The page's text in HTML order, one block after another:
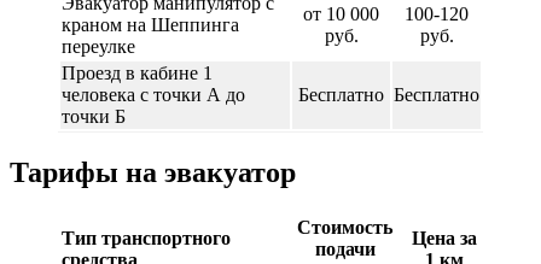
краном на Шеппинга
переулке
от 10 000
руб.
100-120
руб.
Проезд в кабине 1
человека с точки А до
точки Б
Бесплатно Бесплатно
Тарифы на эвакуатор
Тип транспортного
средства
Стоимость
подачи
Цена за
1 км